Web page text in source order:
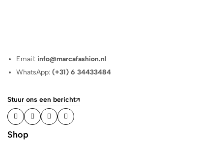
Email: info@marcafashion.nl
WhatsApp:(+31) 6 34433484
Stuur ons een bericht
Shop